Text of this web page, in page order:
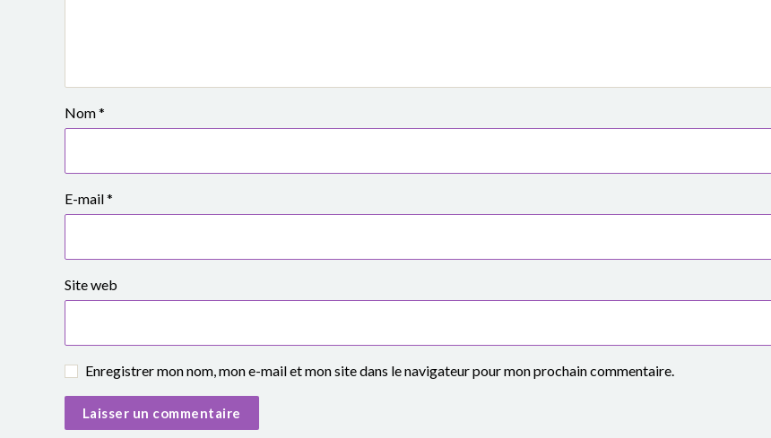
o
u
e
c
o
l
a
Nom*
E-mail*
Site web
Enregistrer mon nom, mon e-mail et mon site dans le navigateur pour mon prochain commentaire.